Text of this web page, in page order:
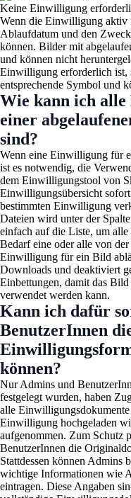
Keine Einwilligung
Wenn die Einwilligung aktiv
Ablaufdatum und den
können. Bilder mit
und können nicht
Einwilligung erforderlich ist,
entsprechende Symbol und
Wie kann ich alle
einer
sind?
Wenn eine Einwilligung für
ist es notwendig, die
dem Einwilligungstool von
Einwilligungsübersicht
bestimmten Einwilligung
Dateien wird unter der
einfach auf die Liste, um
Bedarf eine oder alle von
Einwilligung für ein Bild
Downloads und deaktiviert
Einbettungen, damit das
verwendet werden kann.
Kann ich dafür
BenutzerInnen
können?
Nur Admins und
festgelegt wurden, haben
alle Einwilligungsdokumente
Einwilligung hochgeladen
aufgenommen. Zum Schutz
BenutzerInnen die
Stattdessen können
wichtige Informationen wie
eintragen. Diese Angaben